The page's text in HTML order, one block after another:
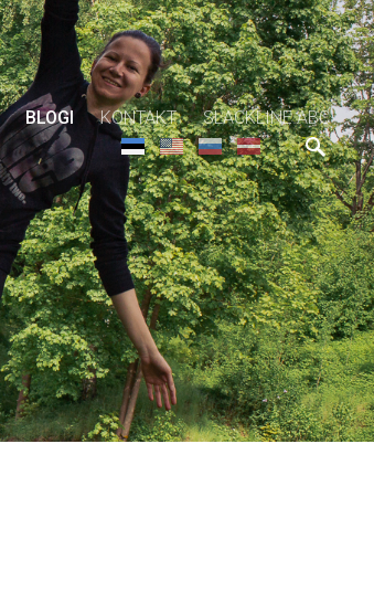
BLOGI KONTAKT SLACKLINE ABC